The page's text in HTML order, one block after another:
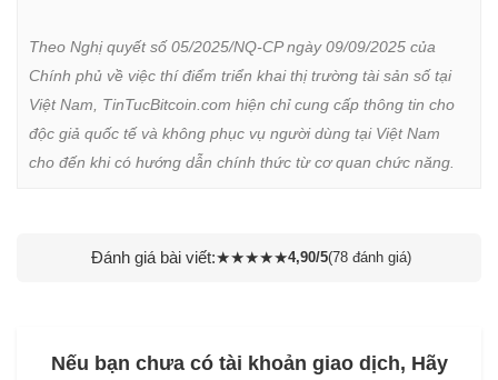
Theo Nghị quyết số 05/2025/NQ-CP ngày 09/09/2025 của
Chính phủ về việc thí điểm triển khai thị trường tài sản số tại
Việt Nam, TinTucBitcoin.com hiện chỉ cung cấp thông tin cho
độc giả quốc tế và không phục vụ người dùng tại Việt Nam
cho đến khi có hướng dẫn chính thức từ cơ quan chức năng.
Đánh giá bài viết:★★★★★4,90/5(78 đánh giá)
Nếu bạn chưa có tài khoản giao dịch, Hãy